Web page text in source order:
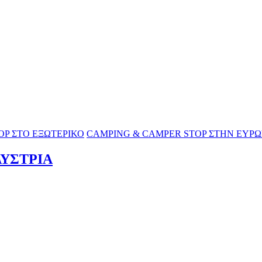
ΣΤΟ ΕΞΩΤΕΡΙΚΟ CAMPING & CAMPER STOP ΣΤΗΝ